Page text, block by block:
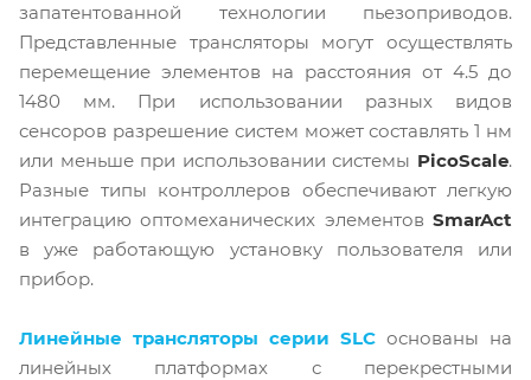
запатентованной технологии пьезоприводов.
Представленные трансляторы могут осуществлять
перемещение элементов на расстояния от 4.5 до
1480 мм. При использовании разных видов
сенсоров разрешение систем может составлять 1 нм
или меньше при использовании системы PicoScale.
Разные типы контроллеров обеспечивают легкую
интеграцию оптомеханических элементов SmarAct
в уже работающую установку пользователя или
прибор.
Линейные трансляторы серии SLC основаны на
линейных платформах с перекрестными